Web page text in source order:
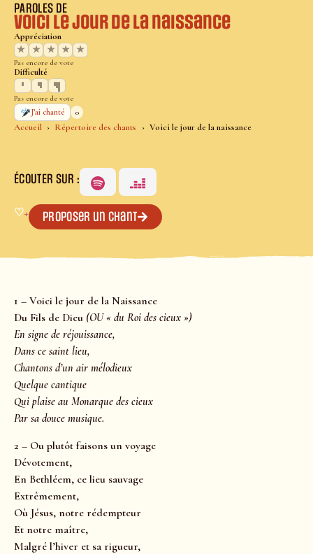
Accueil Répertoire des chants Voici le jour de la naissance
PAROLES DE
Voici le jour de la naissance
Appréciation
★
★ ★ ★ ★
Pas encore de vote
Difficulté
Pas encore de vote
J’ai chanté
0
ÉCOUTER SUR :
♡+ Proposer un chant
1 – Voici le jour de la Naissance
Du Fils de Dieu (OU « du Roi des cieux »)
En signe de réjouissance,
Dans ce saint lieu,
Chantons d’un air mélodieux
Quelque cantique
Qui plaise au Monarque des cieux
Par sa douce musique.
2 – Ou plutôt faisons un voyage
Dévotement,
En Bethléem, ce lieu sauvage
Extrêmement,
Où Jésus, notre rédempteur
Et notre maître,
Malgré l’hiver et sa rigueur,